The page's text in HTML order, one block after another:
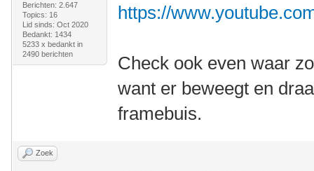
Berichten: 2.647
Topics: 16
Lid sinds: Oct 2020
Bedankt: 1434
5233 x bedankt in
2490 berichten
https://
Check ook even waar
want er beweegt en
framebuis.
Zoek